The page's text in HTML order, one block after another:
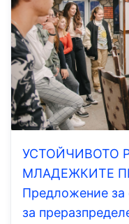
УСТОЙЧИВОТО
МЛАДЕЖКИТЕ
Предложение
за